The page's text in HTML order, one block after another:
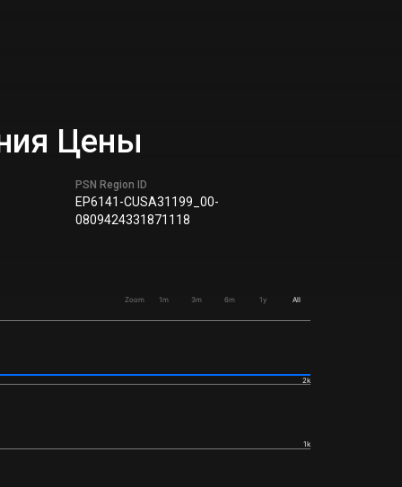
Цены
PSN Region ID
EP6141-CUSA31199_00-
0809424331871118
Zoom 1m 3m 6m 1y All
1k
2k